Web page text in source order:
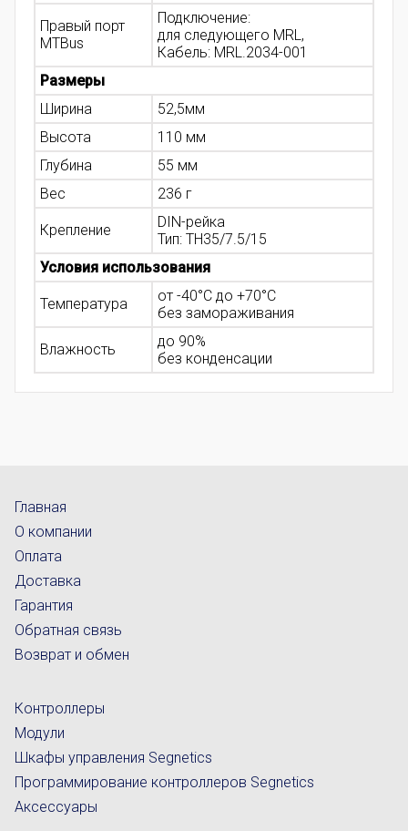
Правый порт
MTBus
Подключение:
для следующего MRL,
Кабель: MRL.2034-001
Размеры
Ширина
52,5мм
Высота
110 мм
Глубина
55 мм
Вес
236 г
Крепление
DIN-рейка
Тип: ТН35/7.5/15
Условия использования
Температура
от -40°С до +70°С
без замораживания
Влажность
до 90%
без конденсации
Главная
О компании
Оплата
Доставка
Гарантия
Обратная связь
Возврат и обмен
Контроллеры
Модули
Шкафы управления Segnetics
Программирование контроллеров Segnetics
Аксессуары